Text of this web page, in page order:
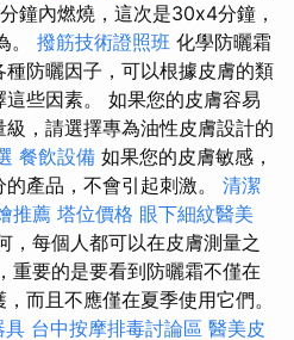
鐘內燃燒，這次是30x4分鐘，
。 撥筋技術證照班 化學防曬霜
防曬因子，可以根據皮膚的類
些因素。 如果您的皮膚容易
，請選擇專為油性皮膚設計的
餐飲設備 如果您的皮膚敏感，
產品，不會引起刺激。 清潔
推薦 塔位價格 眼下細紋醫美
，每個人都可以在皮膚測量之
重要的是要看到防曬霜不僅在
而且不應僅在夏季使用它們。
具 台中按摩排毒討論區 醫美皮